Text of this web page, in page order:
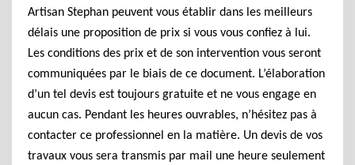
Artisan Stephan peuvent vous établir dans les meilleurs
délais une proposition de prix si vous vous confiez à lui.
Les conditions des prix et de son intervention vous seront
communiquées par le biais de ce document. L’élaboration
d’un tel devis est toujours gratuite et ne vous engage en
aucun cas. Pendant les heures ouvrables, n’hésitez pas à
contacter ce professionnel en la matière. Un devis de vos
travaux vous sera transmis par mail une heure seulement